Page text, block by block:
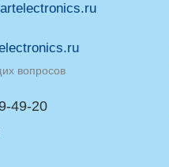
вопросов
49-20